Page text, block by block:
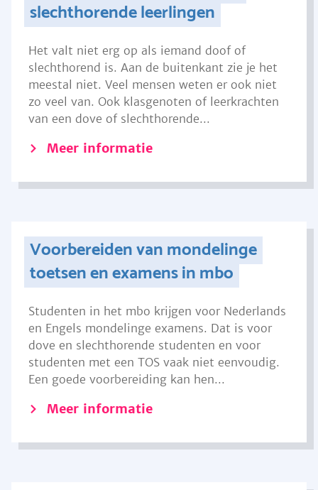
slechthorende leerlingen
Het valt niet erg op als iemand doof of
slechthorend is. Aan de buitenkant zie je het
meestal niet. Veel mensen weten er ook niet
zo veel van. Ook klasgenoten of leerkrachten
van een dove of slechthorende...
Meer informatie
Voorbereiden van mondelinge
toetsen en examens in mbo
Studenten in het mbo krijgen voor Nederlands
en Engels mondelinge examens. Dat is voor
dove en slechthorende studenten en voor
studenten met een TOS vaak niet eenvoudig.
Een goede voorbereiding kan hen...
Meer informatie